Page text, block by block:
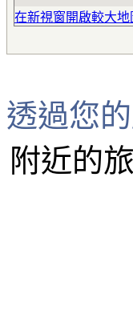
在新視窗開啟較大地
透過您
附近的